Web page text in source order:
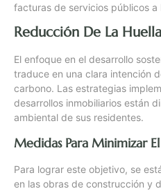
facturas de servicios públicos a
Reducción De La
El enfoque en el desarrollo
traduce en una clara intención
carbono. Las estrategias
desarrollos inmobiliarios están
ambiental de sus residentes.
Medidas Para Minimizar
Para lograr este objetivo, se
en las obras de construcción y